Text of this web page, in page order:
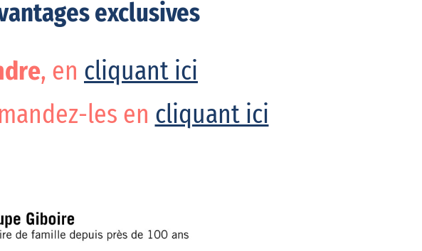
exclusives
, en cliquant ici
les en cliquant ici